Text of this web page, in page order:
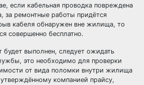
если кабельная проводка повреждена
за ремонтные работы придётся
кабеля обнаружен вне жилища, то
совершенно бесплатно.
будет выполнен, следует ожидать
это необходимо для проверки
от вида поломки внутри жилища
утверждённому компанией прайсу,